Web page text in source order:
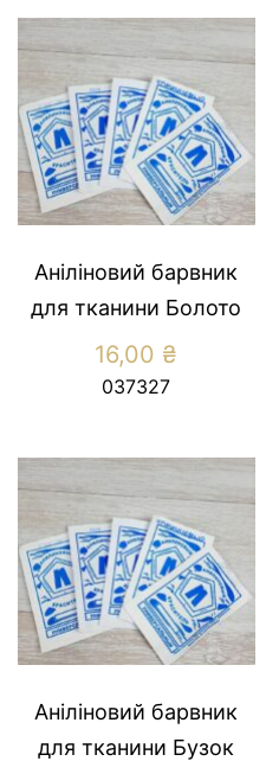
Аніліновий барвник
для тканини Болото
16,00 ₴
037327
Аніліновий барвник
для тканини Бузок